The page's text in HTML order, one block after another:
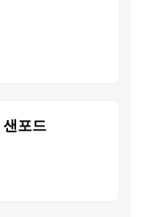
포드